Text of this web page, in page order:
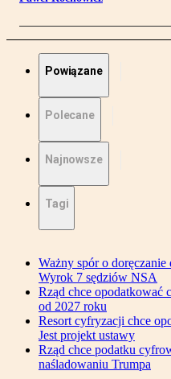
Powiązane
Polecane
Najnowsze
Tagi
Ważny spór o
Wyrok 7 sędziów NSA
Rząd chce opodatkować
od 2027 roku
Resort cyfryzacji chce
Jest projekt ustawy
Rząd chce podatku
naśladowaniu Trumpa